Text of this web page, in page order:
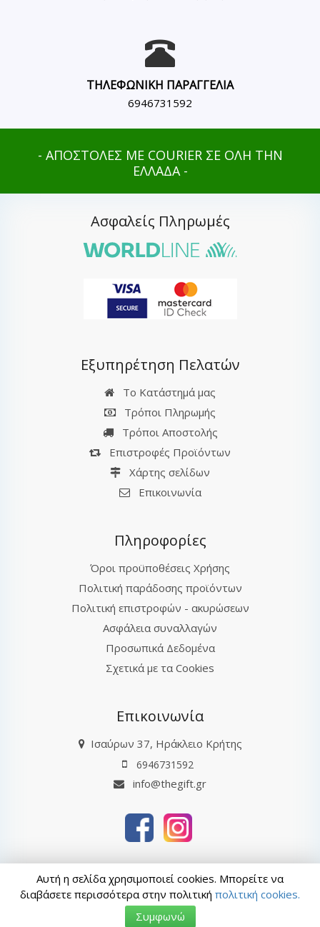
ΤΗΛΕΦΩΝΙΚΗ ΠΑΡΑΓΓΕΛΙΑ
6946731592
- ΑΠΟΣΤΟΛΕΣ ΜΕ COURIER ΣΕ ΟΛΗ ΤΗΝ
ΕΛΛΑΔΑ -
Ασφαλείς Πληρωμές
Εξυπηρέτηση Πελατών
Το Κατάστημά μας
Τρόποι Πληρωμής
Τρόποι Αποστολής
Επιστροφές Προϊόντων
Χάρτης σελίδων
Επικοινωνία
Πληροφορίες
Όροι προϋποθέσεις Χρήσης
Πολιτική παράδοσης προϊόντων
Πολιτική επιστροφών - ακυρώσεων
Ασφάλεια συναλλαγών
Προσωπικά Δεδομένα
Σχετικά με τα Cookies
Επικοινωνία
Ισαύρων 37, Ηράκλειο Κρήτης
6946731592
info@thegift.gr
thegift.gr © 2026
Τελευταία ενημέρωση : 07-08-2026 08:01
ΑρΓΕΜΗ: 132885827000
Αυτή η σελίδα χρησιμοποιεί cookies. Μπορείτε να
διαβάσετε περισσότερα στην πολιτική πολιτική cookies.
Συμφωνώ